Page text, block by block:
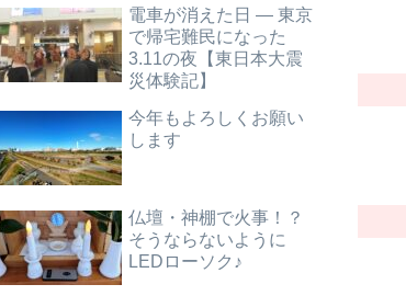
電車が消えた日 ― 東京
で帰宅難民になった
3.11の夜【東日本大震
災体験記】
今年もよろしくお願い
します
仏壇・神棚で火事！？
そうならないように
LEDローソク♪